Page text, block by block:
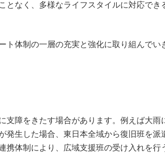
となく、多様なライフスタイルに対応でき
ト体制の一層の充実と強化に取り組んでい
支障をきたす場合があります。例えば大雨
発生した場合、東日本全域から復旧班を派
携体制により、広域支援班の受け入れを行